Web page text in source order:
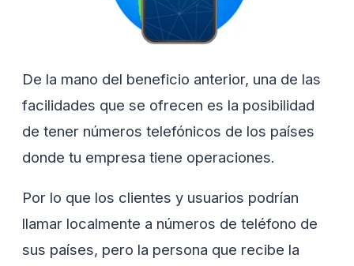
De la mano del beneficio anterior, una de las
facilidades que se ofrecen es la posibilidad
de tener números telefónicos de los países
donde tu empresa tiene operaciones.
Por lo que los clientes y usuarios podrían
llamar localmente a números de teléfono de
sus países, pero la persona que recibe la